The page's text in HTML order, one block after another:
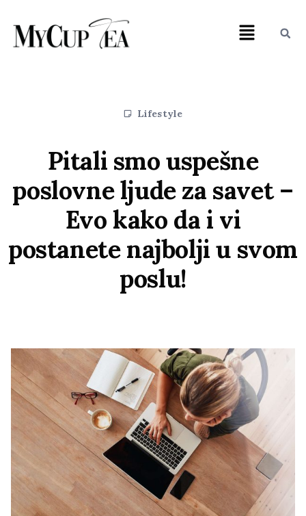
Lifestyle
Pitali smo uspešne
poslovne ljude za savet –
Evo kako da i vi
postanete najbolji u svom
poslu!